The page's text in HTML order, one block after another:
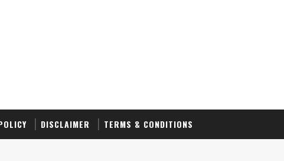
DISCLAIMER TERMS & CONDITIONS